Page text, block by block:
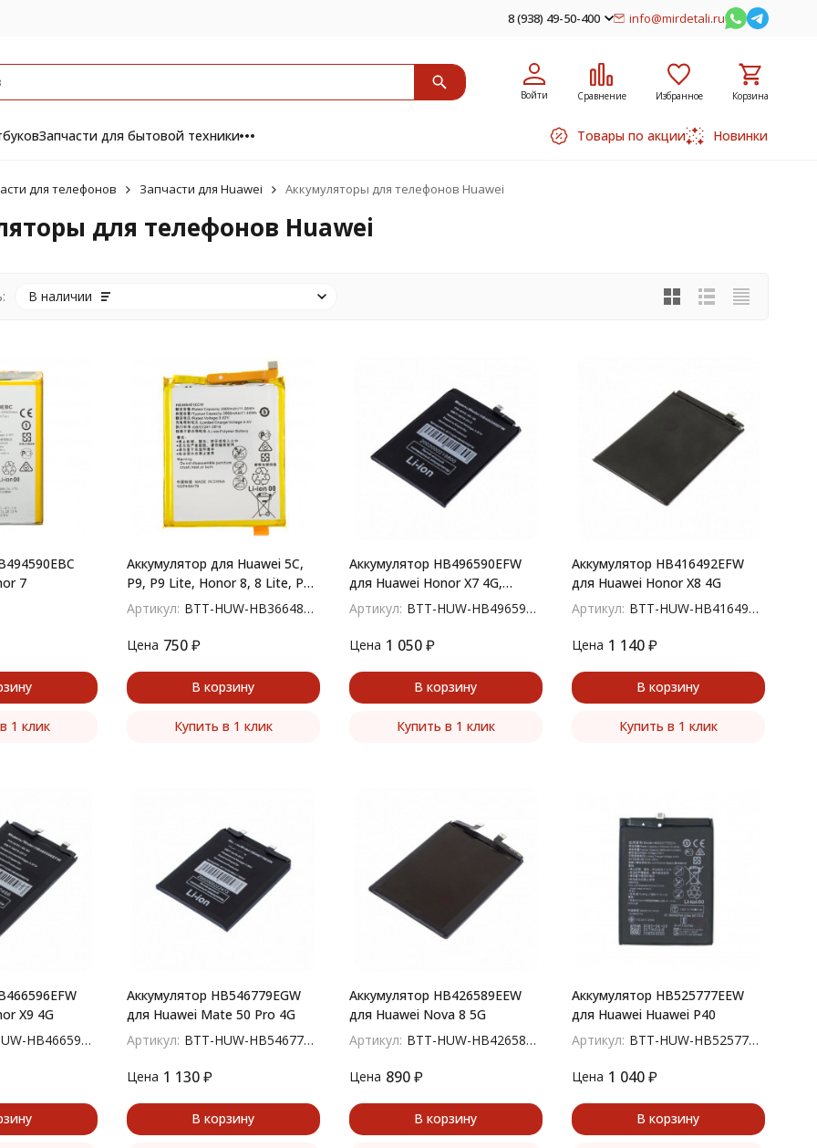
8 (938) 49-50-400 info@mirdetali.ru
Войти Сравнение Избранное Корзина
Запчасти для бытовой техники Товары по акции Новинки
для телефонов Запчасти для Huawei Аккумуляторы для телефонов Huawei
для телефонов Huawei
В наличии
7
1 клик
Аккумулятор для Huawei 5C,
P9, P9 Lite, Honor 8, 8 Lite, P8
2017, Honor 7A Pro
HB366481ECW
Артикул: BTT-HUW-HB366481ECW
Цена 750 ₽
В корзину
Купить в 1 клик
Аккумулятор HB496590EFW
для Huawei Honor X7 4G,
Honor X6 5G
Артикул: BTT-HUW-HB496590EFW
Цена 1 050 ₽
В корзину
Купить в 1 клик
Аккумулятор HB416492EFW
для Huawei Honor X8 4G
Артикул: BTT-HUW-HB416492EFW
Цена 1 140 ₽
В корзину
Купить в 1 клик
X9 4G
HB466596EFW
Аккумулятор HB546779EGW
для Huawei Mate 50 Pro 4G
Артикул: BTT-HUW-HB546779EGW
Цена 1 130 ₽
В корзину
Аккумулятор HB426589EEW
для Huawei Nova 8 5G
Артикул: BTT-HUW-HB426589EEW
Цена 890 ₽
В корзину
Аккумулятор HB525777EEW
для Huawei Huawei P40
Артикул: BTT-HUW-HB525777EEW
Цена 1 040 ₽
В корзину